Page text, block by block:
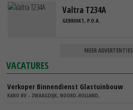
Valtra T234A
GEBRUIKT, P.O.A.
MEER ADVERTENTIES
VACATURES
Verkoper Binnendienst Glastuinbouw
KARO BV - ZWAAGDIJK, NOORD-HOLLAND,